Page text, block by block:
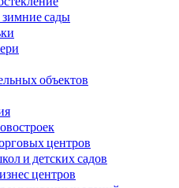
сады
объектов
центров
и детских садов
центров